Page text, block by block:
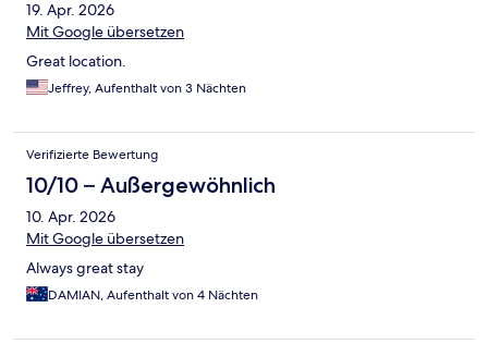
19. Apr. 2026
Mit Google übersetzen
Great location.
Jeffrey, Aufenthalt von 3 Nächten
Verifizierte Bewertung
10/10 – Außergewöhnlich
10. Apr. 2026
Mit Google übersetzen
Always great stay
DAMIAN, Aufenthalt von 4 Nächten